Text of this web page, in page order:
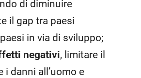
di diminuire
il gap tra paesi
in via di sviluppo;
negativi, limitare il
i danni all’uomo e